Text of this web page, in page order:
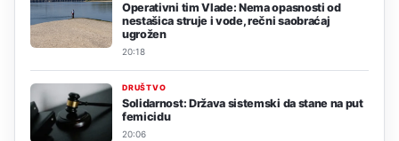
Operativni tim Vlade: Nema opasnosti od
nestašica struje i vode, rečni saobraćaj
ugrožen
20:18
DRUŠTVO
Solidarnost: Država sistemski da stane na put
femicidu
20:06